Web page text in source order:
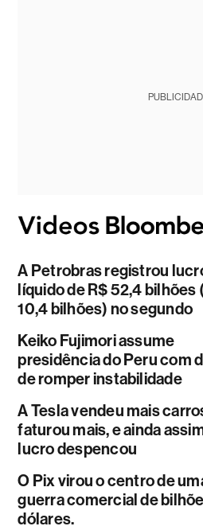
A Petrobras registrou
líquido de R$ 52,4 bilhões
10,4 bilhões) no segundo
Keiko Fujimori assume
presidência do Peru com
de romper instabilidade
A Tesla vendeu mais
faturou mais, e ainda
lucro despencou
O Pix virou o centro de
guerra comercial de
dólares.